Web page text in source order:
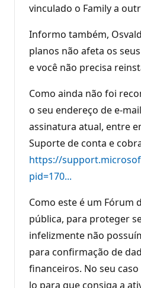
ã
vinculado o Family a
Informo também,
planos não afeta os
e você não precisa
Como ainda não foi
o seu endereço de e-
assinatura atual, entre
Suporte de conta e
https://
pid=170...
Como este é um Fórum
pública, para proteger
infelizmente não
para confirmação de
financeiros. No seu
lo para que consiga a